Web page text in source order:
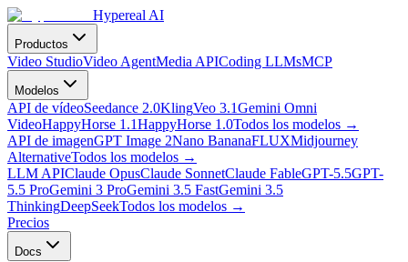
Hypereal AI
Productos
Video StudioVideo AgentMedia APICoding LLMsMCP
Modelos
API de vídeoSeedance 2.0KlingVeo 3.1Gemini Omni
VideoHappyHorse 1.1HappyHorse 1.0Todos los modelos →
API de imagenGPT Image 2Nano BananaFLUXMidjourney
AlternativeTodos los modelos →
LLM APIClaude OpusClaude SonnetClaude FableGPT-5.5GPT-
5.5 ProGemini 3 ProGemini 3.5 FastGemini 3.5
ThinkingDeepSeekTodos los modelos →
Precios
Docs